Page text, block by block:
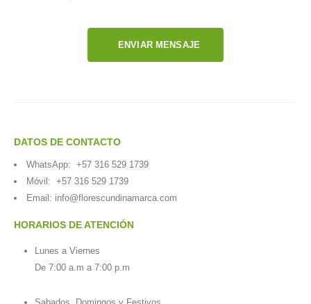
ENVIAR MENSAJE
DATOS DE CONTACTO
WhatsApp: +57 316 529 1739
Móvil: +57 316 529 1739
Email: info@florescundinamarca.com
HORARIOS DE ATENCIÓN
Lunes a Viernes
De 7:00 a.m a 7:00 p.m